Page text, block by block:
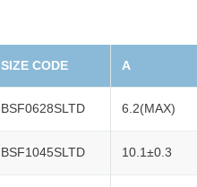
SIZE CODE A
BSF0628SLTD 6.2(MAX)
BSF1045SLTD 10.1±0.3